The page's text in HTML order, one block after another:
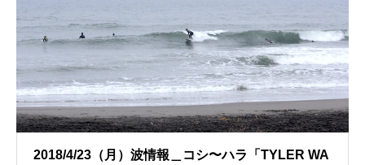
2018/4/23（月）波情報＿コシ〜ハラ「TYLER WA